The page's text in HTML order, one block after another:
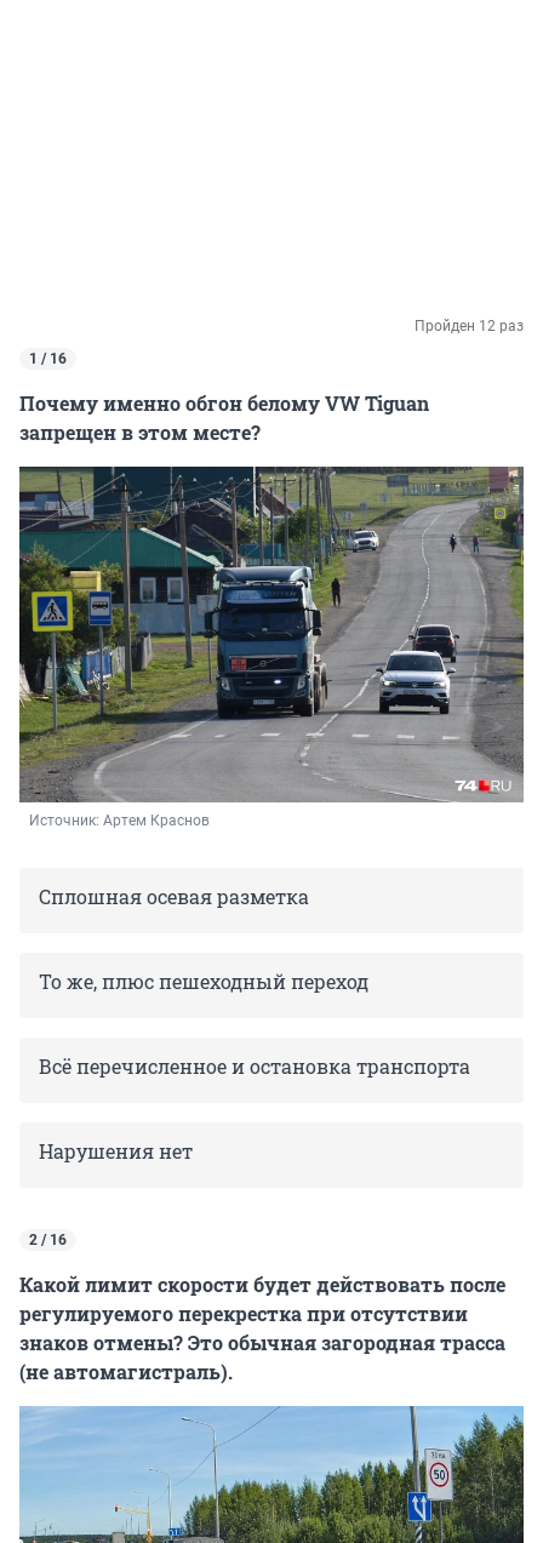
Пройден 12 раз
1 / 16
Почему именно обгон белому VW Tiguan
запрещен в этом месте?
Источник: Артем Краснов
Сплошная осевая разметка
То же, плюс пешеходный переход
Всё перечисленное и остановка транспорта
Нарушения нет
2 / 16
Какой лимит скорости будет действовать после
регулируемого перекрестка при отсутствии
знаков отмены? Это обычная загородная трасса
(не автомагистраль).